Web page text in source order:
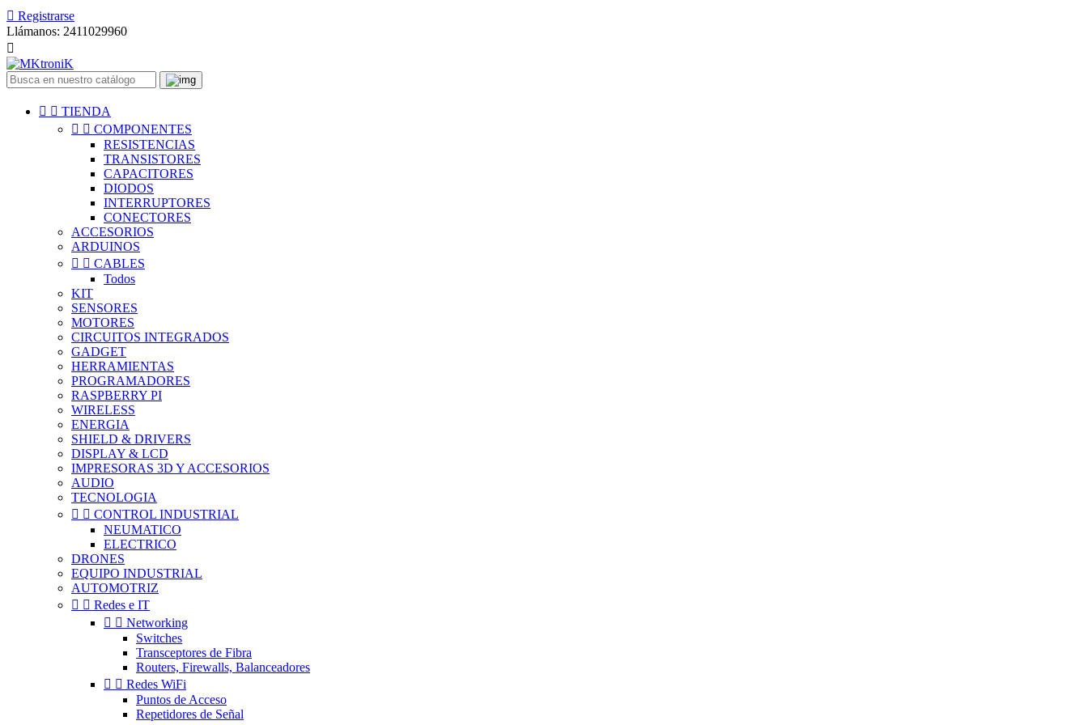
 Registrarse
Llámanos: 2411029960

  TIENDA
  COMPONENTES
RESISTENCIAS
TRANSISTORES
CAPACITORES
DIODOS
INTERRUPTORES
CONECTORES
ACCESORIOS
ARDUINOS
  CABLES
Todos
KIT
SENSORES
MOTORES
CIRCUITOS INTEGRADOS
GADGET
HERRAMIENTAS
PROGRAMADORES
RASPBERRY PI
WIRELESS
ENERGIA
SHIELD & DRIVERS
DISPLAY & LCD
IMPRESORAS 3D Y ACCESORIOS
AUDIO
TECNOLOGIA
  CONTROL INDUSTRIAL
NEUMATICO
ELECTRICO
DRONES
EQUIPO INDUSTRIAL
AUTOMOTRIZ
  Redes e IT
  Networking
Switches
Transceptores de Fibra
Routers, Firewalls, Balanceadores
  Redes WiFi
Puntos de Acceso
Repetidores de Señal